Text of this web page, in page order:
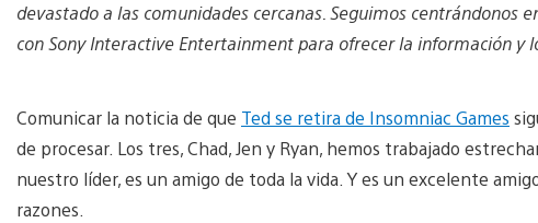
devastado a las comunidades cercanas. Seguimos
con Sony Interactive Entertainment para ofrecer la información y
Comunicar la noticia de que Ted se retira de Insomniac Games
de procesar. Los tres, Chad, Jen y Ryan, hemos trabajado
nuestro líder, es un amigo de toda la vida. Y es un excelente
razones.